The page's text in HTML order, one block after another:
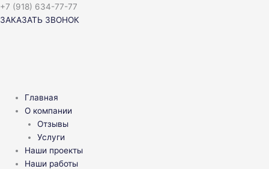
Перейти
к
+7 (918) 634-77-77
ЗАКАЗАТЬ ЗВОНОК
Главная
О компании
Отзывы
Услуги
Наши проекты
Наши работы